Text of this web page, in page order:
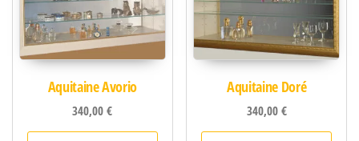
Aquitaine Avorio
340,00€
Aquitaine Doré
340,00€